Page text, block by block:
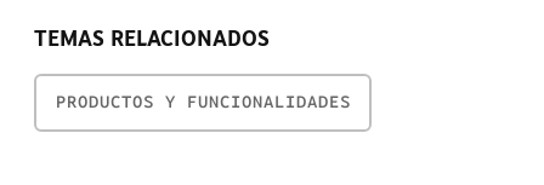
TEMAS RELACIONADOS
PRODUCTOS Y FUNCIONALIDADES